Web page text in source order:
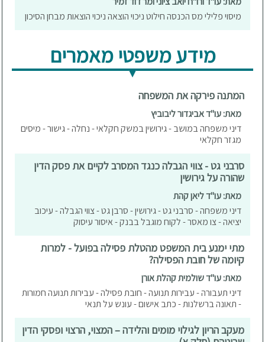
מיסוי פלילי מס הכנסה חילוט ניכוי הוצאה ניכוי הוצאות מבחן הסיכון
מידע משפטי מאמרים
המתנה פירקה את המשפחה
מאת: עו"ד אביגדור ליבוביץ
דיני משפחה במושב - גירושין במשק חקלאי - נחלה - גישור - מיסים
מגזר חקלאי
סרבני גט - צווי הגבלה כנגד המסרב לקיים את פסק הדין
שהורה על גירושין
מאת: עו"ד ליאן קהת
דיני משפחה - סרבני גט - גירושין - סרבן גט - צווי הגבלה - עיכוב
יציאה - צו מאסר - לקוח מוגבל בבנק - איסור עיסוק
מתי ימנע בית המשפט מהטלת פסילה בפועל - למרות
קיומה של חובת הפסילה?
מאת: עו"ד שולמית קהלת אורן
דיני תעבורה - עבירות תנועה - חובת פסילה - עבירות תנועה חמורות
- תאונה ברשלנות - כתב אישום - עונש על תנאי
מעקב הריון לגילוי מומים והלידה – המצוי, הרצוי ופסקי הדין